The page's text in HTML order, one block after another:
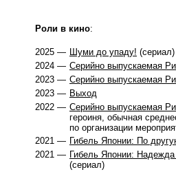
Роли в кино:
2025 — Шуми до упаду! (сериал)
2024 — Серийно выпускаемая
2023 — Серийно выпускаемая
2023 — Выход
2022 — Серийно выпускаемая
героиня, обычная
по организации
2021 — Гибель Японии: По
2021 — Гибель Японии: Надежда
(сериал)